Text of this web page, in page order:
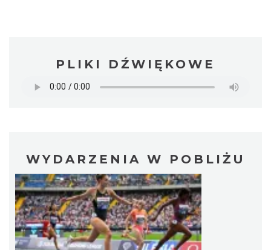
PLIKI DŹWIĘKOWE
WYDARZENIA W POBLIŻU